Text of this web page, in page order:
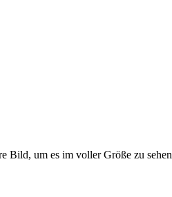
Bild, um es im voller Größe zu sehen